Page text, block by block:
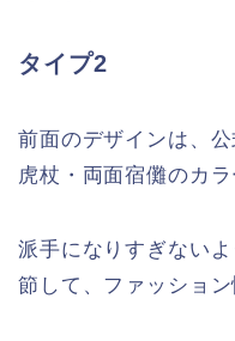
タイプ2
前面のデザインは、
虎杖・両面宿儺のカ
派手になりすぎない
節して、ファッション